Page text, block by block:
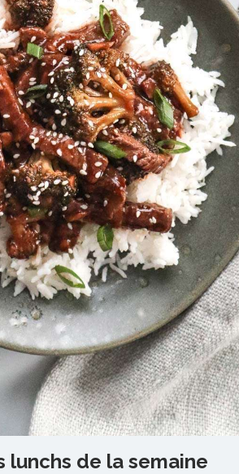
lunchs de la semaine